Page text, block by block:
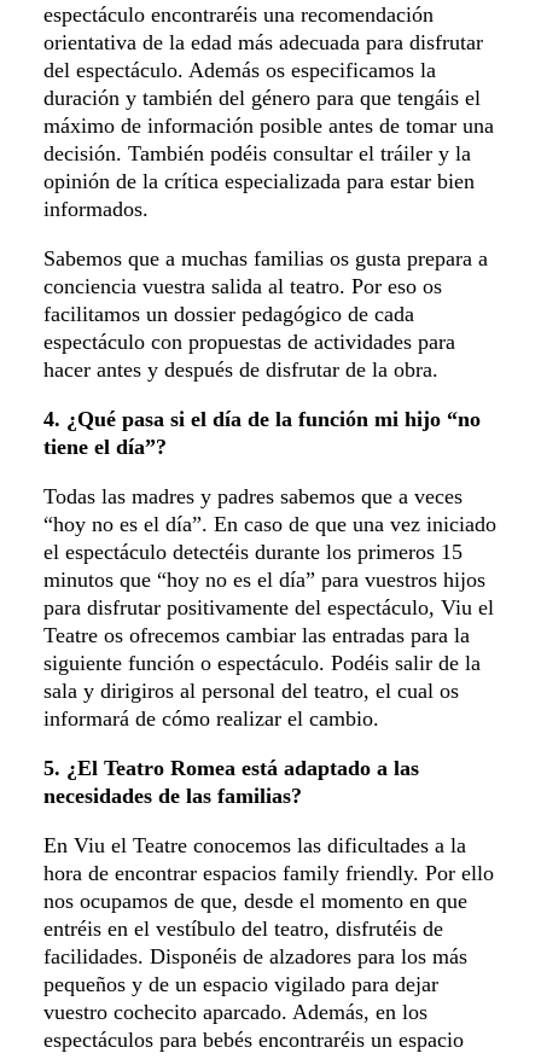
espectáculo encontraréis una recomendación
orientativa de la edad más adecuada para disfrutar
del espectáculo. Además os especificamos la
duración y también del género para que tengáis el
máximo de información posible antes de tomar una
decisión. También podéis consultar el tráiler y la
opinión de la crítica especializada para estar bien
informados.
Sabemos que a muchas familias os gusta prepara a
conciencia vuestra salida al teatro. Por eso os
facilitamos un dossier pedagógico de cada
espectáculo con propuestas de actividades para
hacer antes y después de disfrutar de la obra.
4. ¿Qué pasa si el día de la función mi hijo “no
tiene el día”?
Todas las madres y padres sabemos que a veces
“hoy no es el día”. En caso de que una vez iniciado
el espectáculo detectéis durante los primeros 15
minutos que “hoy no es el día” para vuestros hijos
para disfrutar positivamente del espectáculo, Viu el
Teatre os ofrecemos cambiar las entradas para la
siguiente función o espectáculo. Podéis salir de la
sala y dirigiros al personal del teatro, el cual os
informará de cómo realizar el cambio.
5. ¿El Teatro Romea está adaptado a las
necesidades de las familias?
En Viu el Teatre conocemos las dificultades a la
hora de encontrar espacios family friendly. Por ello
nos ocupamos de que, desde el momento en que
entréis en el vestíbulo del teatro, disfrutéis de
facilidades. Disponéis de alzadores para los más
pequeños y de un espacio vigilado para dejar
vuestro cochecito aparcado. Además, en los
espectáculos para bebés encontraréis un espacio